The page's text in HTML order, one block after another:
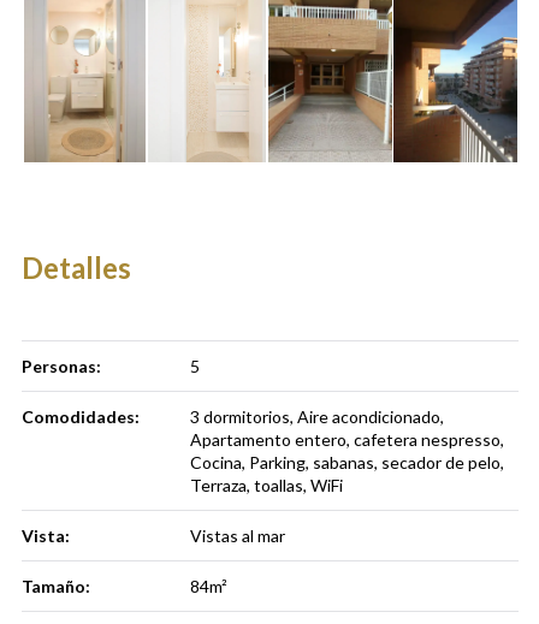
Detalles
Personas: 5
Comodidades: 3 dormitorios, Aire acondicionado,
Apartamento entero, cafetera nespresso,
Cocina, Parking, sabanas, secador de pelo,
Terraza, toallas, WiFi
Vista: Vistas al mar
Tamaño: 84m²